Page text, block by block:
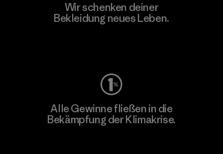
Wir schenken deiner
Bekleidung neues Leben.
Alle Gewinne fließen in die
Bekämpfung der Klimakrise.